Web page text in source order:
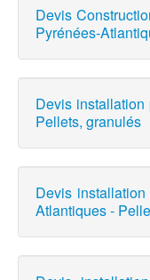
Devis
Pyrénées-
Devis
Pellets, granulés
Devis
Atlantiques -